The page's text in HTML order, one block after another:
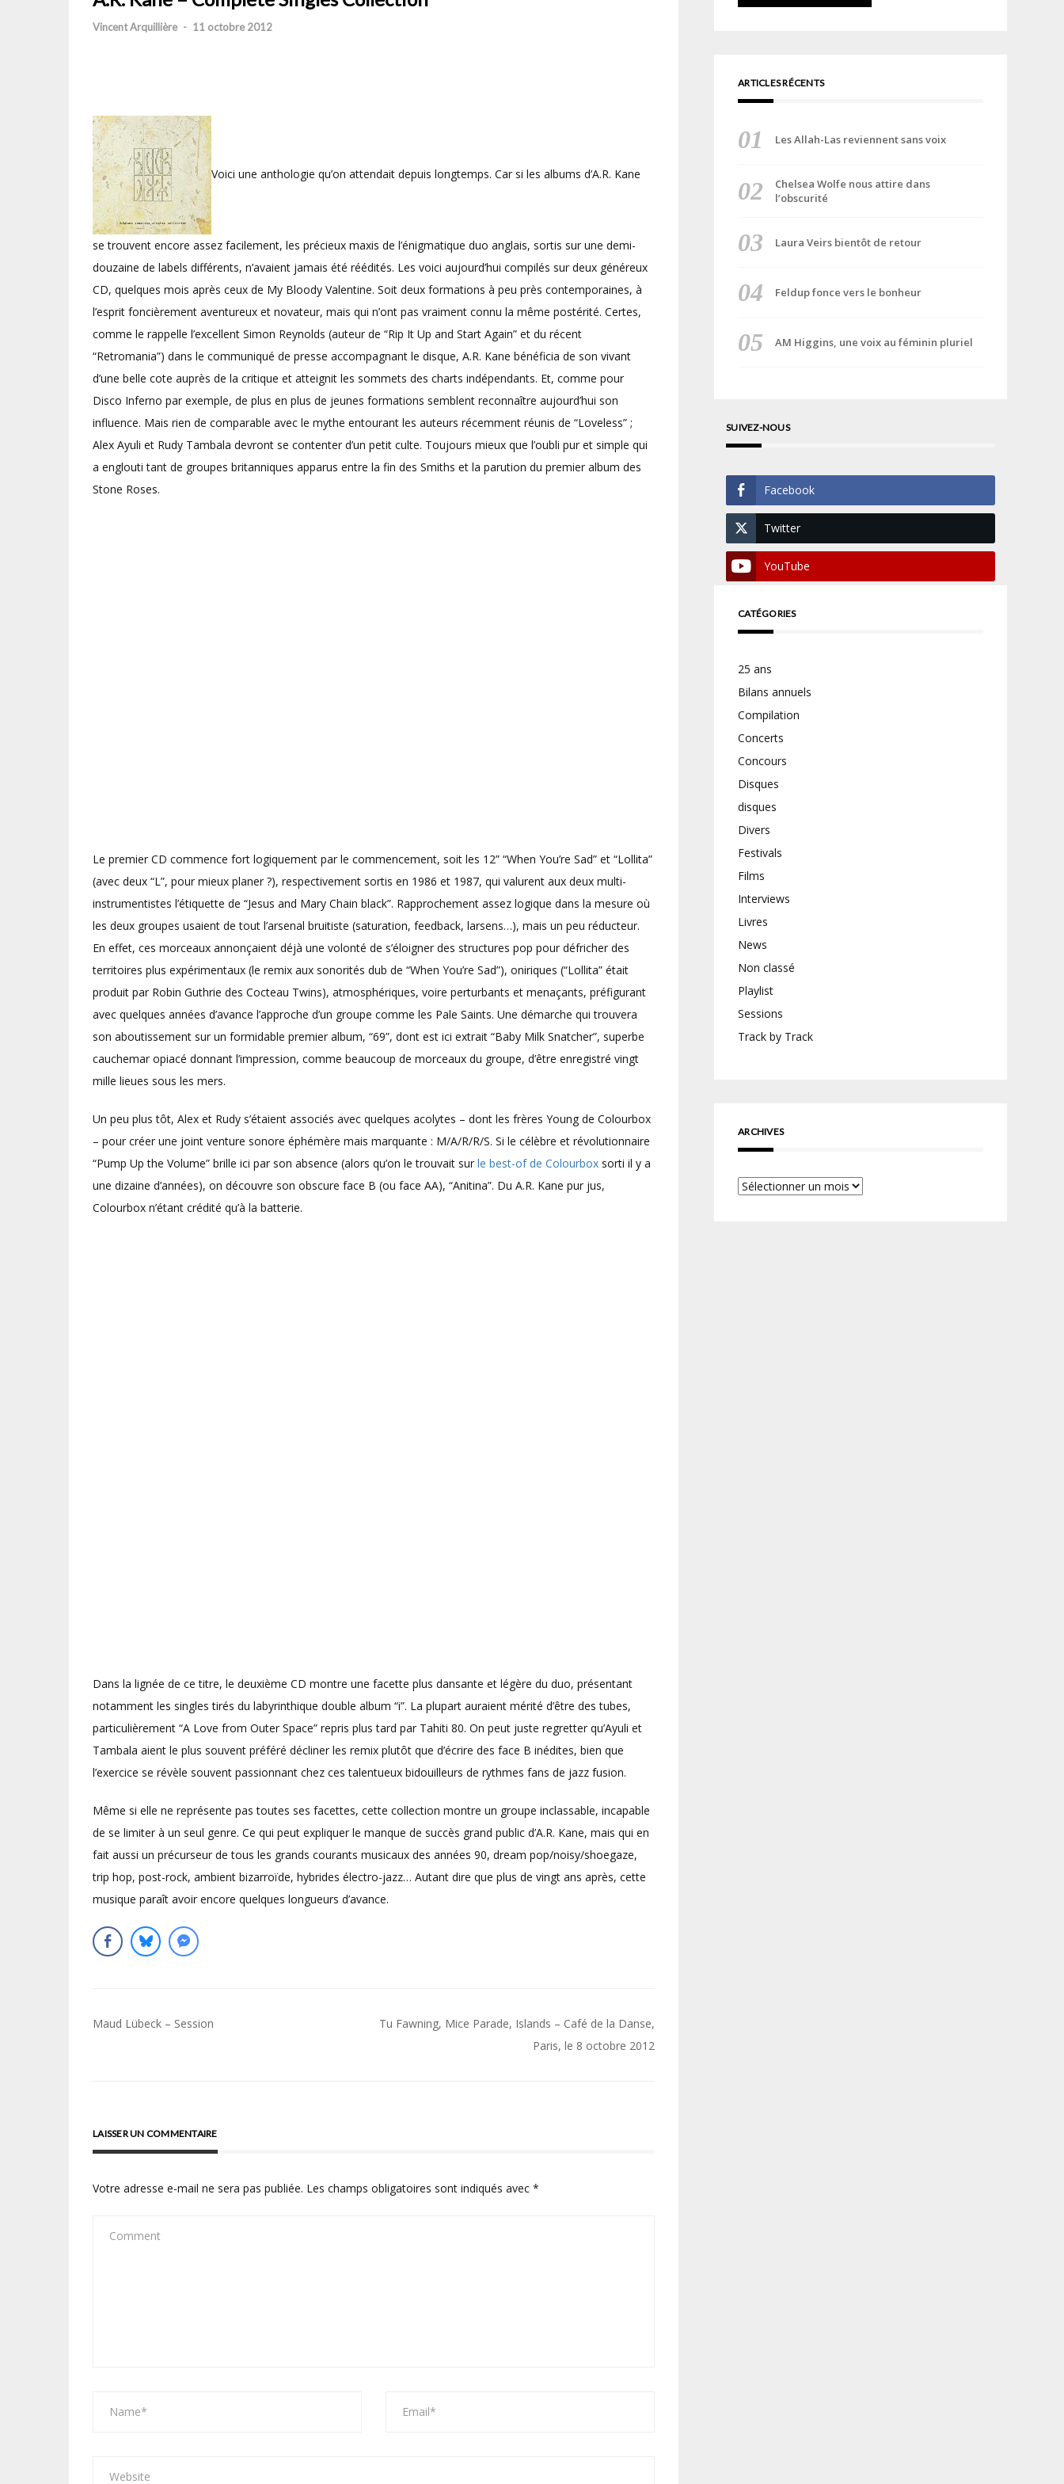
Vincent Arquillière - 11 octobre 2012
Voici une anthologie qu’on attendait depuis longtemps. Car si les albums d’A.R. Kane
se trouvent encore assez facilement, les précieux maxis de l’énigmatique duo anglais, sortis sur une demi-
douzaine de labels différents, n’avaient jamais été réédités. Les voici aujourd’hui compilés sur deux généreux
CD, quelques mois après ceux de My Bloody Valentine. Soit deux formations à peu près contemporaines, à
l’esprit foncièrement aventureux et novateur, mais qui n’ont pas vraiment connu la même postérité. Certes,
comme le rappelle l’excellent Simon Reynolds (auteur de “Rip It Up and Start Again” et du récent
“Retromania”) dans le communiqué de presse accompagnant le disque, A.R. Kane bénéficia de son vivant
d’une belle cote auprès de la critique et atteignit les sommets des charts indépendants. Et, comme pour
Disco Inferno par exemple, de plus en plus de jeunes formations semblent reconnaître aujourd’hui son
influence. Mais rien de comparable avec le mythe entourant les auteurs récemment réunis de “Loveless” ;
Alex Ayuli et Rudy Tambala devront se contenter d’un petit culte. Toujours mieux que l’oubli pur et simple qui
a englouti tant de groupes britanniques apparus entre la fin des Smiths et la parution du premier album des
Stone Roses.
Le premier CD commence fort logiquement par le commencement, soit les 12” “When You’re Sad” et “Lollita”
(avec deux “L”, pour mieux planer ?), respectivement sortis en 1986 et 1987, qui valurent aux deux multi-
instrumentistes l’étiquette de “Jesus and Mary Chain black”. Rapprochement assez logique dans la mesure où
les deux groupes usaient de tout l’arsenal bruitiste (saturation, feedback, larsens…), mais un peu réducteur.
En effet, ces morceaux annonçaient déjà une volonté de s’éloigner des structures pop pour défricher des
territoires plus expérimentaux (le remix aux sonorités dub de “When You’re Sad”), oniriques (“Lollita” était
produit par Robin Guthrie des Cocteau Twins), atmosphériques, voire perturbants et menaçants, préfigurant
avec quelques années d’avance l’approche d’un groupe comme les Pale Saints. Une démarche qui trouvera
son aboutissement sur un formidable premier album, “69”, dont est ici extrait “Baby Milk Snatcher”, superbe
cauchemar opiacé donnant l’impression, comme beaucoup de morceaux du groupe, d’être enregistré vingt
mille lieues sous les mers.
Un peu plus tôt, Alex et Rudy s’étaient associés avec quelques acolytes – dont les frères Young de Colourbox
– pour créer une joint venture sonore éphémère mais marquante : M/A/R/R/S. Si le célèbre et révolutionnaire
“Pump Up the Volume” brille ici par son absence (alors qu’on le trouvait sur le best-of de Colourbox sorti il y a
une dizaine d’années), on découvre son obscure face B (ou face AA), “Anitina”. Du A.R. Kane pur jus,
Colourbox n’étant crédité qu’à la batterie.
Dans la lignée de ce titre, le deuxième CD montre une facette plus dansante et légère du duo, présentant
notamment les singles tirés du labyrinthique double album “i”. La plupart auraient mérité d’être des tubes,
particulièrement “A Love from Outer Space” repris plus tard par Tahiti 80. On peut juste regretter qu’Ayuli et
Tambala aient le plus souvent préféré décliner les remix plutôt que d’écrire des face B inédites, bien que
l’exercice se révèle souvent passionnant chez ces talentueux bidouilleurs de rythmes fans de jazz fusion.
Même si elle ne représente pas toutes ses facettes, cette collection montre un groupe inclassable, incapable
de se limiter à un seul genre. Ce qui peut expliquer le manque de succès grand public d’A.R. Kane, mais qui en
fait aussi un précurseur de tous les grands courants musicaux des années 90, dream pop/noisy/shoegaze,
trip hop, post-rock, ambient bizarroïde, hybrides électro-jazz… Autant dire que plus de vingt ans après, cette
musique paraît avoir encore quelques longueurs d’avance.
Navigation
Maud Lübeck – Session
Tu Fawning, Mice Parade, Islands – Café de la Danse,
Paris, le 8 octobre 2012
LAISSER UN COMMENTAIRE
Votre adresse e-mail ne sera pas publiée. Les champs obligatoires sont indiqués avec *
ARTICLES RÉCENTS
Les Allah-Las reviennent sans voix
Chelsea Wolfe nous attire dans
l’obscurité
Laura Veirs bientôt de retour
Feldup fonce vers le bonheur
AM Higgins, une voix au féminin pluriel
SUIVEZ-NOUS
Facebook
Twitter
YouTube
CATÉGORIES
25 ans
Bilans annuels
Compilation
Concerts
Concours
Disques
disques
Divers
Festivals
Films
Interviews
Livres
News
Non classé
Playlist
Sessions
Track by Track
ARCHIVES
Archives